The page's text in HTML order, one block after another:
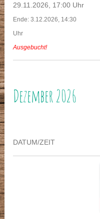
29.11.2026, 17:00 Uhr
Ende: 3.12.2026, 14:30
Uhr
Ausgebucht!
Dezember 2026
DATUM/ZEIT